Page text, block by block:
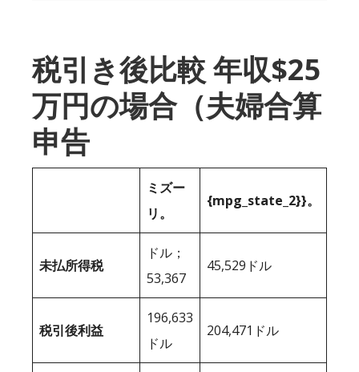
税引き後比較 年収$25
万円の場合（夫婦合算
申告
ミズー
リ。
{mpg_state_2}}。
未払所得税
ドル；
53,367
45,529ドル
税引後利益
196,633
ドル
204,471ドル